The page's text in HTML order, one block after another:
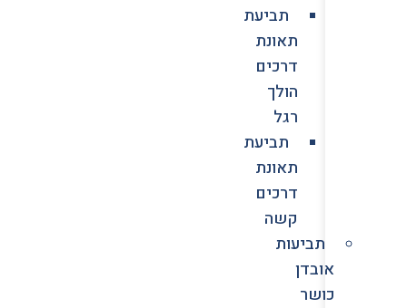
תביעת
תאונת
דרכים
הולך
רגל
תביעת
תאונת
דרכים
קשה
תביעות
אובדן
כושר